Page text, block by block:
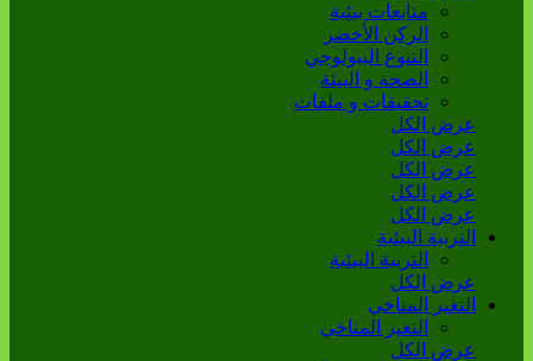
متابعات بيئية
الركن الأخضر
التنوع البيولوجي
الصحة و البيئة
تحقيقات و ملفات
عرض الكل
عرض الكل
عرض الكل
عرض الكل
عرض الكل
التربية البيئية
التربية البيئية
عرض الكل
التغير المناخي
التغير المناخي
عرض الكل